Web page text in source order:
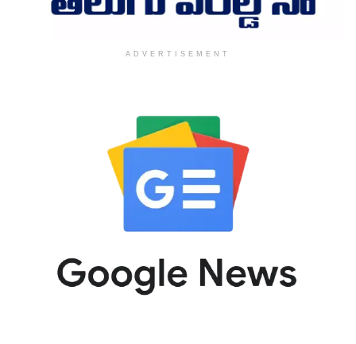
ADVERTISEMENT